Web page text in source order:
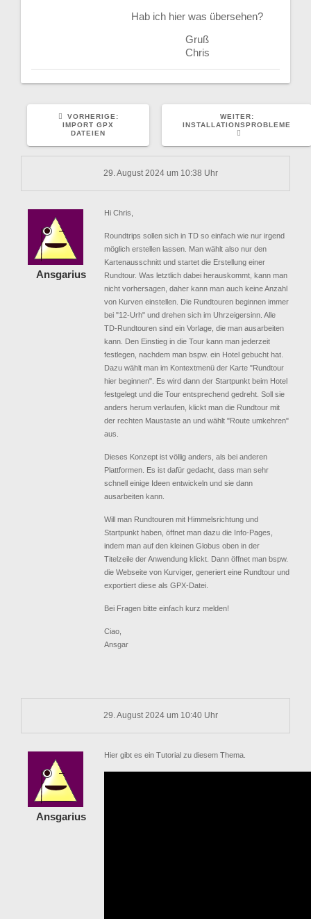
Hab ich hier was übersehen?
Gruß
Chris
VORHERIGE:VORHERIGER
IMPORT GPX
DATEIEN
WEITER:NÄCHSTER
BEITRAG:
INSTALLATIONSPROBLEME
29. August 2024 um 10:38 Uhr
Ansgarius
Hi Chris,
Roundtrips sollen sich in TD so einfach wie nur irgend
möglich erstellen lassen. Man wählt also nur den
Kartenausschnitt und startet die Erstellung einer
Rundtour. Was letztlich dabei herauskommt, kann man
nicht vorhersagen, daher kann man auch keine Anzahl
von Kurven einstellen. Die Rundtouren beginnen immer
bei "12-Urh" und drehen sich im Uhrzeigersinn. Alle
TD-Rundtouren sind ein Vorlage, die man ausarbeiten
kann. Den Einstieg in die Tour kann man jederzeit
festlegen, nachdem man bspw. ein Hotel gebucht hat.
Dazu wählt man im Kontextmenü der Karte "Rundtour
hier beginnen". Es wird dann der Startpunkt beim Hotel
festgelegt und die Tour entsprechend gedreht. Soll sie
anders herum verlaufen, klickt man die Rundtour mit
der rechten Maustaste an und wählt "Route umkehren"
aus.
Dieses Konzept ist völlig anders, als bei anderen
Plattformen. Es ist dafür gedacht, dass man sehr
schnell einige Ideen entwickeln und sie dann
ausarbeiten kann.
Will man Rundtouren mit Himmelsrichtung und
Startpunkt haben, öffnet man dazu die Info-Pages,
indem man auf den kleinen Globus oben in der
Titelzeile der Anwendung klickt. Dann öffnet man bspw.
die Webseite von Kurviger, generiert eine Rundtour und
exportiert diese als GPX-Datei.
Bei Fragen bitte einfach kurz melden!
Ciao,
Ansgar
29. August 2024 um 10:40 Uhr
Ansgarius
Hier gibt es ein Tutorial zu diesem Thema.